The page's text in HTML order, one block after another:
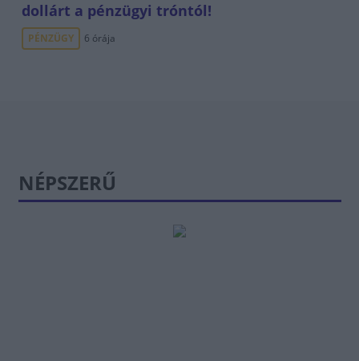
dollárt a pénzügyi tróntól!
PÉNZÜGY 6 órája
NÉPSZERŰ